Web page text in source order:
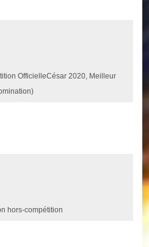
OfficielleCésar 2020, Meilleur
hors-compétition